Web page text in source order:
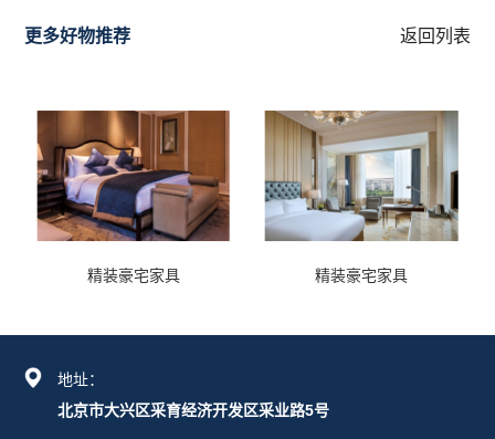
更多好物推荐 返回列表
精装豪宅家具 精装豪宅家具
地址：
北京市大兴区采育经济开发区采业路5号